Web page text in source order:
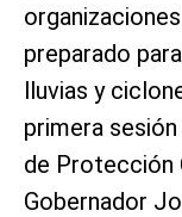
preparado
lluvias y
primera
de Protección
Gobernador